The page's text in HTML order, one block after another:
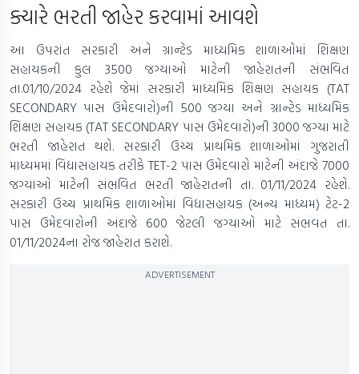
ક્યારે ભરતી જાહેર કરવામાં આવશે
આ ઉપરાંત સરકારી અને ગ્રાન્‍ટેડ માધ્યમિક શાળાઓમાં શિક્ષણ
સહાયકની કુલ 3500 જગ્યાઓ માટેની જાહેરાતની સંભવિત
તા.01/10/2024 રહેશે જેમાં સરકારી માધ્યમિક શિક્ષણ સહાયક (TAT
SECONDARY પાસ ઉમેદવારો)ની 500 જગ્યા અને ગ્રાન્ટેડ માધ્યમિક
શિક્ષણ સહાયક (TAT SECONDARY પાસ ઉમેદવારો)ની 3000 જગ્યા માટે
ભરતી જાહેરાત થશે. સરકારી ઉચ્ચ પ્રાથમિક શાળાઓમાં ગુજરાતી
માધ્યમમાં વિદ્યાસહાયક તરીકે TET-2 પાસ ઉમેદવારો માટેની અંદાજે 7000
જગ્યાઓ માટેની સંભવિત ભરતી જાહેરાતની તા. 01/11/2024 રહેશે.
સરકારી ઉચ્ચ પ્રાથમિક શાળાઓમાં વિદ્યાસહાયક (અન્ય માધ્યમ) ટેટ-2
પાસ ઉમેદવારોની અંદાજે 600 જેટલી જગ્યાઓ માટે સંભવત તા.
01/11/2024ના રોજ જાહેરાત કરાશે.
ADVERTISEMENT